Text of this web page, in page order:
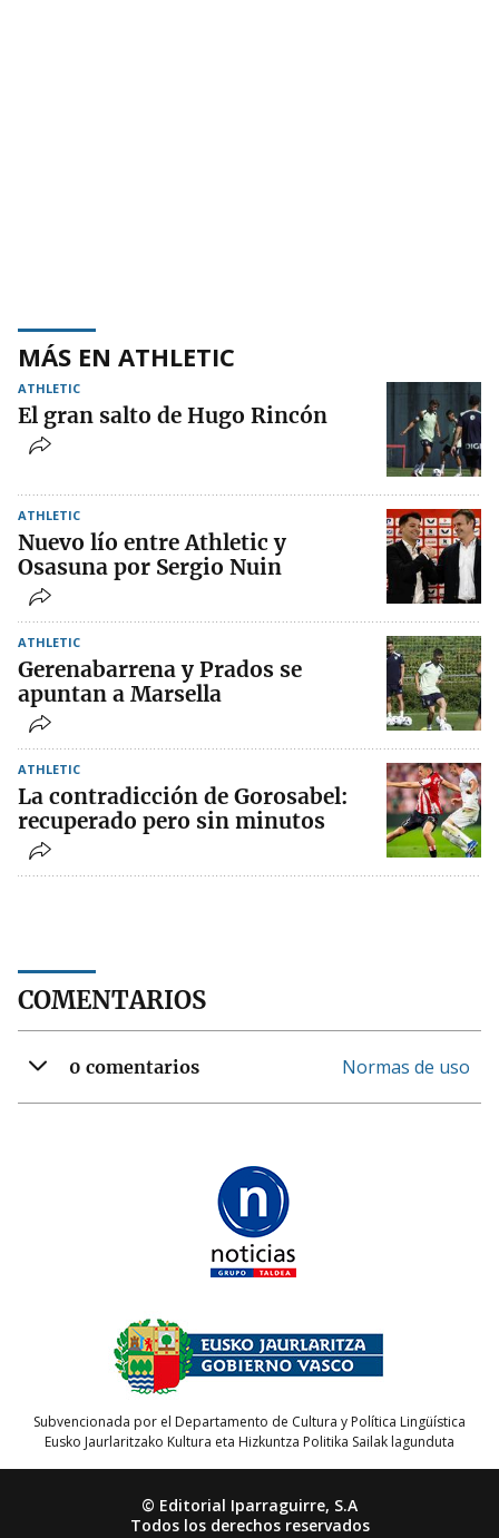
MÁS EN ATHLETIC
ATHLETIC
El gran salto de Hugo Rincón
ATHLETIC
Nuevo lío entre Athletic y
Osasuna por Sergio Nuin
ATHLETIC
Gerenabarrena y Prados se
apuntan a Marsella
ATHLETIC
La contradicción de Gorosabel:
recuperado pero sin minutos
COMENTARIOS
0 comentarios Normas de uso
Subvencionada por el Departamento de Cultura y Política Lingüística
Eusko Jaurlaritzako Kultura eta Hizkuntza Politika Sailak lagunduta
© Editorial Iparraguirre, S.A
Todos los derechos reservados